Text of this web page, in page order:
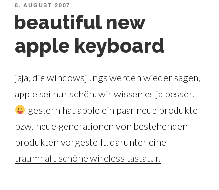
VERÖFFENTLICHT
AM
8. AUGUST 2007
beautiful new
apple keyboard
jaja, die windowsjungs werden wieder sagen,
apple sei nur schön. wir wissen es ja besser.
gestern hat apple ein paar neue produkte
bzw. neue generationen von bestehenden
produkten vorgestellt. darunter eine
traumhaft schöne wireless tastatur.